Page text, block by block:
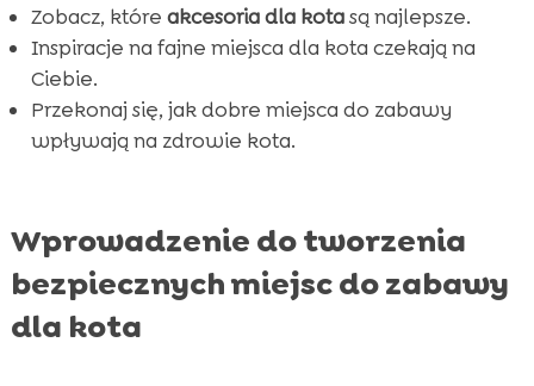

Jak stworzyć bezpieczne przestrzenie dla
kota?
 Porady dotyczące bezpieczeństwa podczas
zabawy kota
 Przykłady udanych projektów przestrzeni dla
bezpieczeństwo kota
 Dostosowanie przestrzeni zabawowych do
różnych charakterów kotów
Zobacz, które akcesoria dla kotasą najlepsze.
Inspiracje na fajne miejsca dla kota czekają na
Ciebie.
Przekonaj się, jak dobre miejsca do zabawy
wpływają na zdrowie kota.
Wprowadzenie do tworzenia
bezpiecznych miejsc do zabawy
dla kota